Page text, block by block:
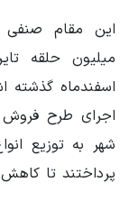
میلیون حلقه
اسفندماه گذشته
اجرای طرح فروش
شهر به توزیع
پرداختند تا